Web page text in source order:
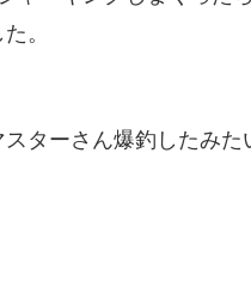
。
ターさん爆釣したみた